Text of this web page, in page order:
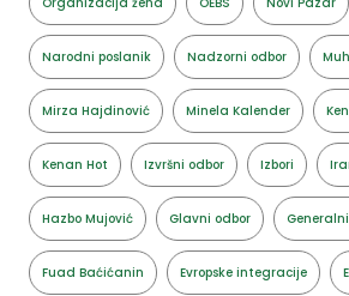
Narodni poslanik Nadzorni odbor
Mirza Hajdinović Minela Kalender
Kenan Hot Izvršni odbor Izbori
Hazbo Mujović Glavni odbor
Fuad Baćićanin Evropske integracije